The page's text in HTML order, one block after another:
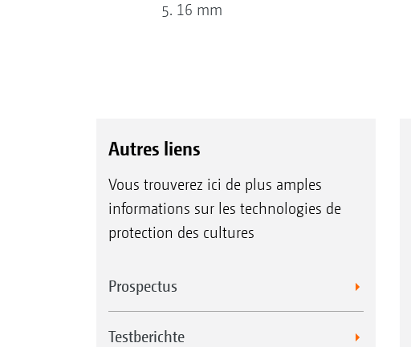
16 mm
Autres liens
Vous trouverez ici de plus amples
informations sur les technologies de
protection des cultures
Prospectus
Testberichte